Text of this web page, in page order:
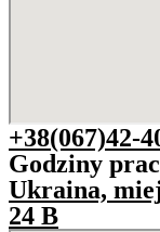
+38(067)42-
Godziny
Ukraina,
24 B